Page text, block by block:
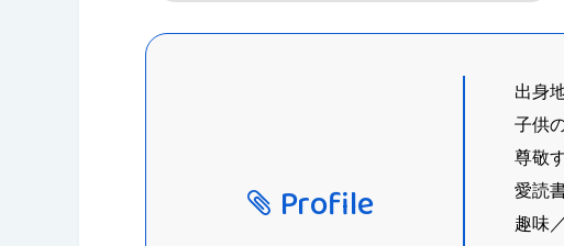
Profile
出身
子供
尊敬
愛読
趣味